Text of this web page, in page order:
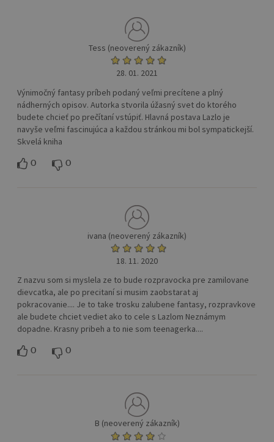
Tess (neoverený zákazník)
28. 01. 2021
Výnimočný fantasy príbeh podaný veľmi precítene a plný
nádherných opisov. Autorka stvorila úžasný svet do ktorého
budete chcieť po prečítaní vstúpiť. Hlavná postava Lazlo je
navyše veľmi fascinujúca a každou stránkou mi bol sympatickejší.
Skvelá kniha
0 0
ivana (neoverený zákazník)
18. 11. 2020
Z nazvu som si myslela ze to bude rozpravocka pre zamilovane
dievcatka, ale po precitaní si musim zaobstarat aj
pokracovanie.... Je to take trosku zalubene fantasy, rozpravkove
ale budete chciet vediet ako to cele s Lazlom Neznámym
dopadne. Krasny pribeh a to nie som teenagerka....
0 0
B (neoverený zákazník)